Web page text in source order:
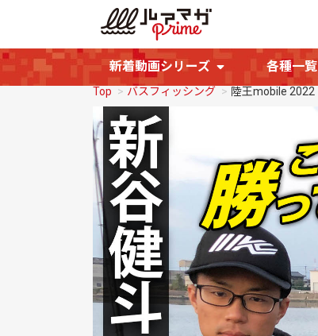
新着動画シリーズ 各種一覧
Top バスフィッシング 陸王mobile 2022